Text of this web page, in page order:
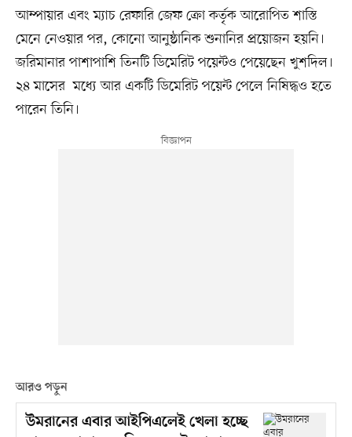
আম্পায়ার এবং ম্যাচ রেফারি জেফ ক্রো কর্তৃক আরোপিত শাস্তি
মেনে নেওয়ার পর, কোনো আনুষ্ঠানিক শুনানির প্রয়োজন হয়নি।
জরিমানার পাশাপাশি তিনটি ডিমেরিট পয়েন্টও পেয়েছেন খুশদিল।
২৪ মাসের মধ্যে আর একটি ডিমেরিট পয়েন্ট পেলে নিষিদ্ধও হতে
পারেন তিনি।
আরও পড়ুন
উমরানের এবার আইপিএলেই খেলা হচ্ছে